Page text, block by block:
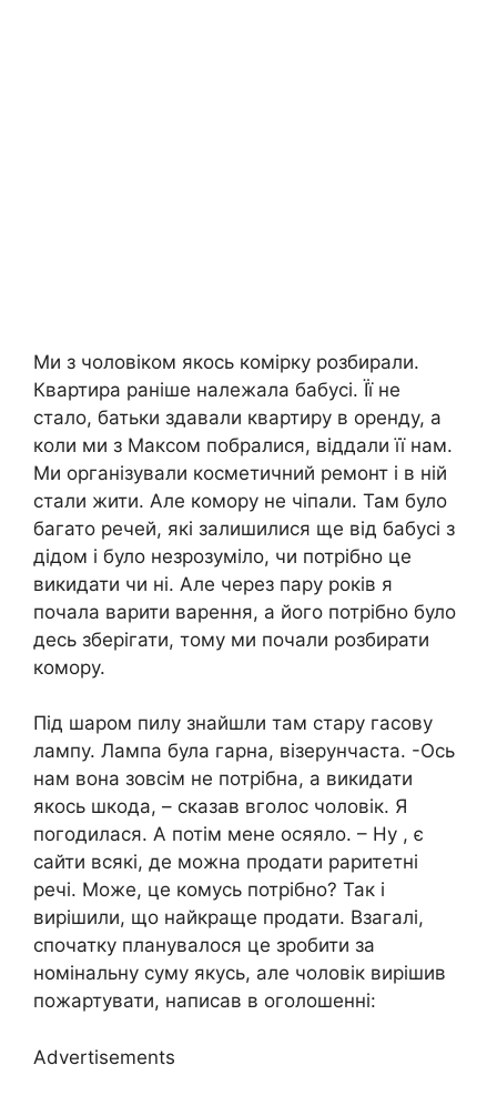
Ми з чоловіком якось комірку розбирали.
Квартира раніше належала бабусі. Її не
стало, батьки здавали квартиру в оренду, а
коли ми з Максом побралися, віддали її нам.
Ми організували косметичний ремонт і в ній
стали жити. Але комору не чіпали. Там було
багато речей, які залишилися ще від бабусі з
дідом і було незрозуміло, чи потрібно це
викидати чи ні. Але через пару років я
почала варити варення, а його потрібно було
десь зберігати, тому ми почали розбирати
комору.
Під шаром пилу знайшли там стару гасову
лампу. Лампа була гарна, візерунчаста. -Ось
нам вона зовсім не потрібна, а викидати
якось шкода, – сказав вголос чоловік. Я
погодилася. А потім мене осяяло. – Ну , є
сайти всякі, де можна продати раритетні
речі. Може, це комусь потрібно? Так і
вирішили, що найкраще продати. Взагалі,
спочатку планувалося це зробити за
номінальну суму якусь, але чоловік вирішив
пожартувати, написав в оголошенні:
Advertisements